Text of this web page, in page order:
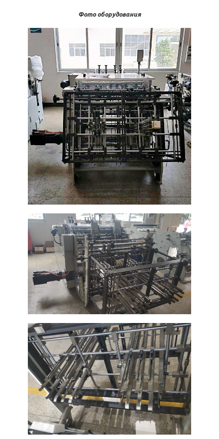
Фото оборудования